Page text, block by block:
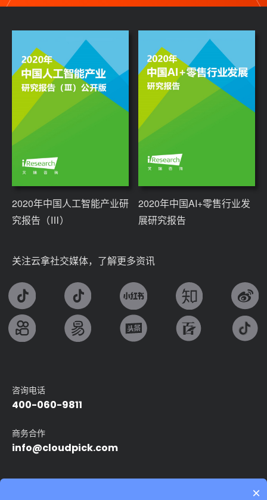
2020年中国人工智能产业研
究报告（Ⅲ）
2020年中国AI+零售行业发
展研究报告
关注云拿社交媒体，了解更多资讯
咨询电话
400-060-9811
商务合作
info@cloudpick.com
×